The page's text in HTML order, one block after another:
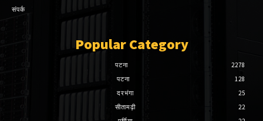
संपर्क
Popular Category
पटना
2278
पटना
128
दरभंगा
25
सीतामढ़ी
22